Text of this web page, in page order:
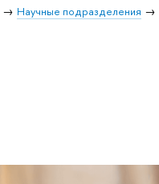
Научные подразделения